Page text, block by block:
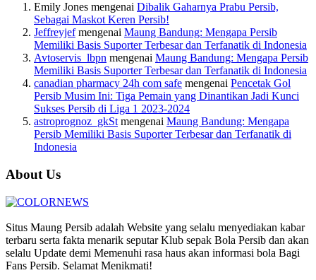
Emily Jones mengenai Dibalik Gaharnya Prabu Persib,
Sebagai Maskot Keren Persib!
Jeffreyjefmengenai Maung Bandung: Mengapa Persib
Memiliki Basis Suporter Terbesar dan Terfanatik di Indonesia
Avtoservis_lbpn mengenai Maung Bandung: Mengapa Persib
Memiliki Basis Suporter Terbesar dan Terfanatik di Indonesia
canadian pharmacy 24h com safe mengenai Pencetak Gol
Persib Musim Ini: Tiga Pemain yang Dinantikan Jadi Kunci
Sukses Persib di Liga 1 2023-2024
astroprognoz_gkStmengenai Maung Bandung: Mengapa
Persib Memiliki Basis Suporter Terbesar dan Terfanatik di
Indonesia
About Us
Situs Maung Persib adalah Website yang selalu menyediakan kabar
terbaru serta fakta menarik seputar Klub sepak Bola Persib dan akan
selalu Update demi Memenuhi rasa haus akan informasi bola Bagi
Fans Persib. Selamat Menikmati!